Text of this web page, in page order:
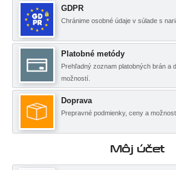
GDPR
Chránime osobné údaje v súlade s
Platobné metódy
Prehľadný zoznam platobných brán a
možností.
Doprava
Prepravné podmienky, ceny a
Môj účet